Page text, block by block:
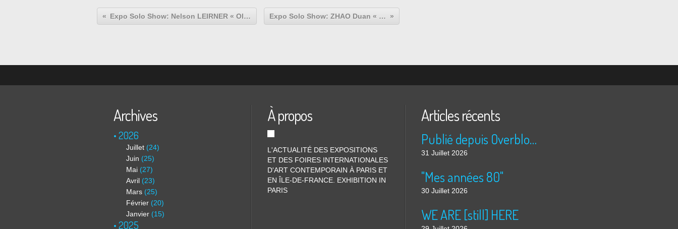
Expo Solo Show: Nelson LEIRNER « Old & New » Expo Solo Show: ZHAO Duan « ENTRE »
Archives
2026
Juillet (24)
Juin (25)
Mai (27)
Avril (23)
Mars (25)
Février (20)
Janvier (15)
2025
À propos
L'ACTUALITÉ DES EXPOSITIONS
ET DES FOIRES INTERNATIONALES
D'ART CONTEMPORAIN À PARIS ET
EN ÎLE-DE-FRANCE. EXHIBITION IN
PARIS
Articles récents
Publié depuis Overblog et Facebook
31 Juillet 2026
"Mes années 80"
30 Juillet 2026
WE ARE [still] HERE